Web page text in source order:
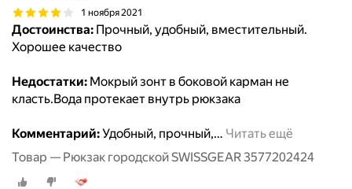
1 ноября 2021
Достоинства: Прочный, удобный, вместительный.
Хорошее качество
Недостатки: Мокрый зонт в боковой карман не
класть.Вода протекает внутрь рюкзака
Комментарий:Удобный, прочный,… Читать ещё
Товар — Рюкзак городской SWISSGEAR 3577202424